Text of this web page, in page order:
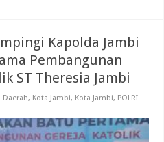
Kapolda Jambi
Pembangunan
ST Theresia Jambi
Daerah, Kota Jambi, Kota Jambi, POLRI